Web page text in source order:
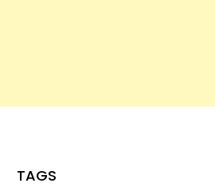
TAGS